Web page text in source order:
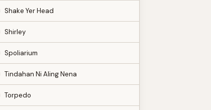
Shake Yer Head
Shirley
Spoliarium
Tindahan Ni Aling Nena
Torpedo